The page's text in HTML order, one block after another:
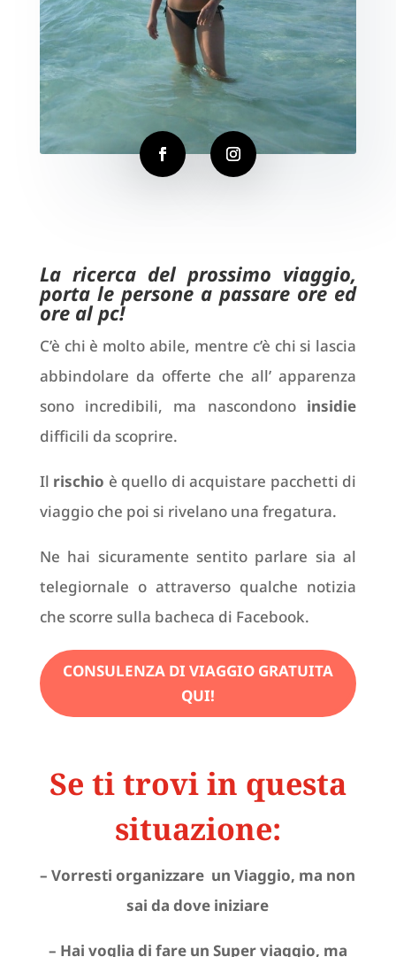
La ricerca del prossimo viaggio,
porta le persone a passare ore ed
ore al pc!
C’è chi è molto abile, mentre c’è chi si lascia
abbindolare da offerte che all’ apparenza
sono incredibili, ma nascondono insidie
difficili da scoprire.
Il rischio è quello di acquistare pacchetti di
viaggio che poi si rivelano una fregatura.
Ne hai sicuramente sentito parlare sia al
telegiornale o attraverso qualche notizia
che scorre sulla bacheca di Facebook.
CONSULENZA DI VIAGGIO GRATUITA
QUI!
Se ti trovi in questa
situazione:
– Vorresti organizzare un Viaggio, ma non
sai da dove iniziare
– Hai voglia di fare un Super viaggio, ma